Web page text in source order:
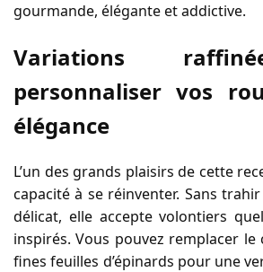
gourmande, élégante et addictive.
Variations
personnaliser vos
élégance
L’un des grands plaisirs de cette
capacité à se réinventer. Sans
délicat, elle accepte volontiers
inspirés. Vous pouvez remplacer
fines feuilles d’épinards pour une